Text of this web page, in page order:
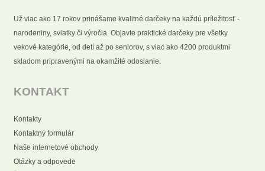
Už viac ako 17 rokov prinášame kvalitné darčeky na každú príležitosť -
narodeniny, sviatky či výročia. Objavte praktické darčeky pre všetky
vekové kategórie, od detí až po seniorov, s viac ako 4200 produktmi
skladom pripravenými na okamžité odoslanie.
KONTAKT
Kontakty
Kontaktný formulár
Naše internetové obchody
Otázky a odpovede